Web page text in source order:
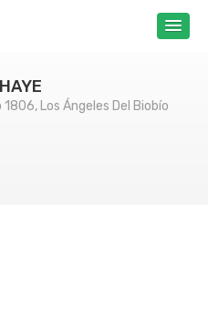
Los Ángeles Del Biobío